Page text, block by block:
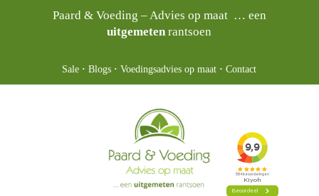
Paard & Voeding – Advies op maat … een
uitgemetenrantsoen
Sale ·Blogs ·Voedingsadvies op maat ·Contact